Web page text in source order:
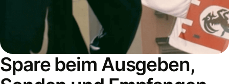
Spare beim Ausgeben,